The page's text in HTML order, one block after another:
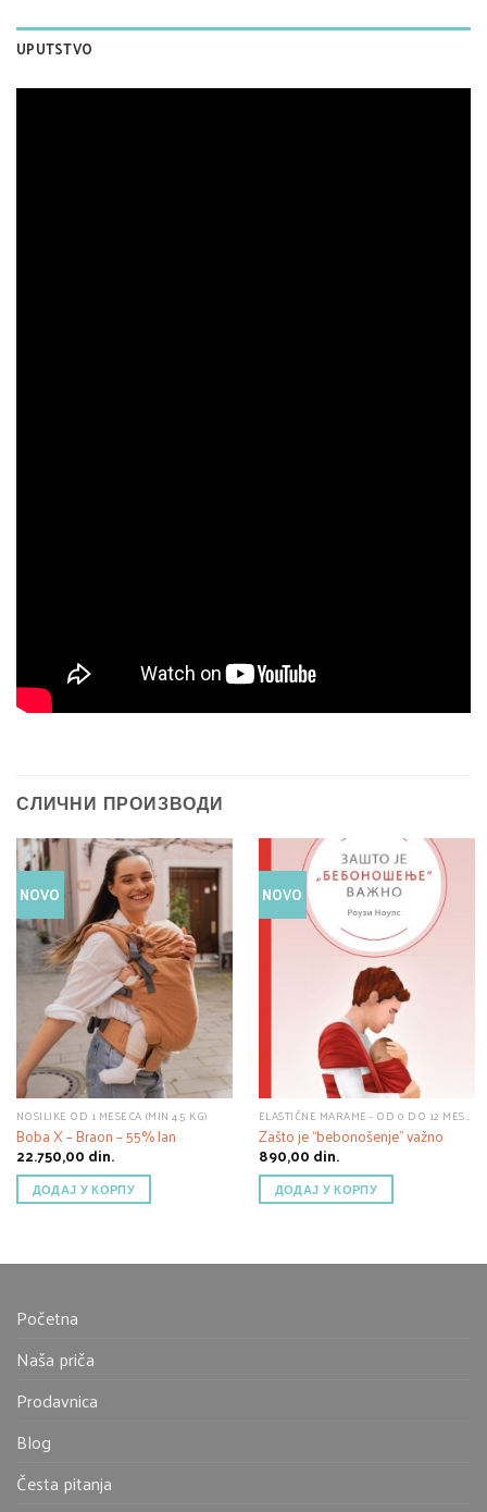
UPUTSTVO
СЛИЧНИ ПРОИЗВОДИ
NOVO
NOSILJKE OD 1 MESECA (MIN 4.5 KG)
Boba X – Braon – 55% lan
22.750,00 din.
ДОДАЈ У КОРПУ
NOVO
ELASTIČNE MARAME - OD 0 DO 12 MESECI
Zašto je “bebonošenje” važno
890,00 din.
ДОДАЈ У КОРПУ
Početna
Naša priča
Prodavnica
Blog
Česta pitanja